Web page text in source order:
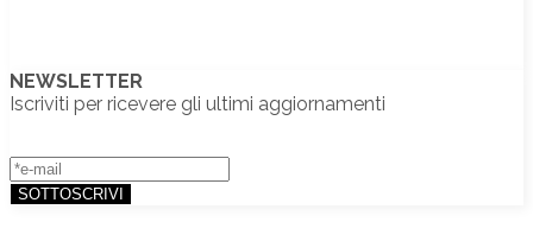
NEWSLETTER
Iscriviti per ricevere gli ultimi aggiornamenti